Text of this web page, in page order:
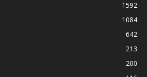
1592
1084
642
213
200